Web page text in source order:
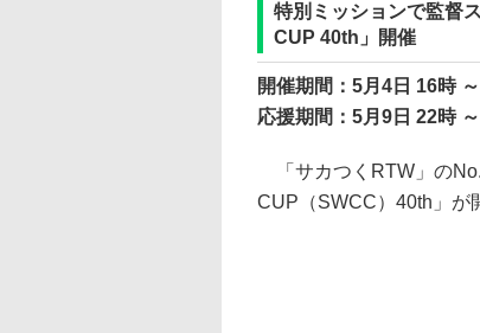
特別ミッションで監督
CUP 40th」開催
開催期間：5月4日 16時
応援期間：5月9日 22時
「サカつくRTW」の
CUP（SWCC）40th」が